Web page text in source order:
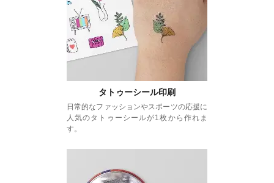
タトゥーシール印刷
日常的なファッションやスポーツの応援に
人気のタトゥーシールが1枚から作れま
す。